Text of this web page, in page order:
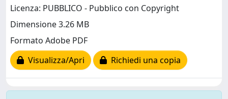
Licenza: PUBBLICO - Pubblico con Copyright
Dimensione 3.26 MB
Formato Adobe PDF
Visualizza/Apri
Richiedi una copia